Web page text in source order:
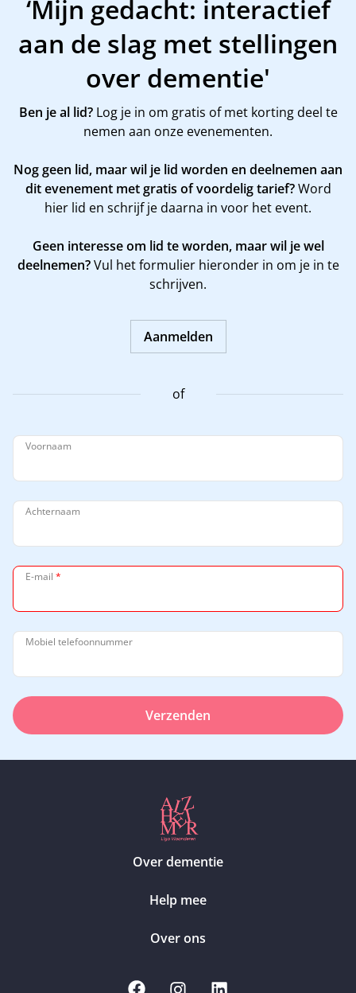
‘Mijn gedacht: interactief
aan de slag met stellingen
over dementie'
Ben je al lid?Log je in om gratis of met korting deel te
nemen aan onze evenementen.
Nog geen lid, maar wil je lid worden en deelnemen aan
dit evenement met gratis of voordelig tarief?Word
hier lid en schrijf je daarna in voor het event.
Geen interesse om lid te worden, maar wil je wel
deelnemen?Vul het formulier hieronder in om je in te
schrijven.
Aanmelden
of
Voornaam
Achternaam
E-mail *
Mobiel telefoonnummer
Verzenden
Over dementie
Help mee
Over ons